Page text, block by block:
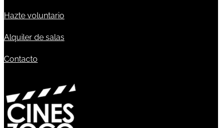
Hazte voluntario
Alquiler de salas
Contacto